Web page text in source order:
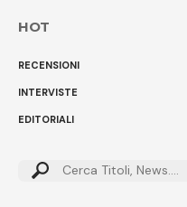
HOT
RECENSIONI
INTERVISTE
EDITORIALI